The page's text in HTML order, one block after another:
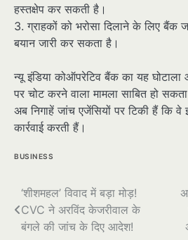
हस्तक्षेप कर सकती है।
3. ग्राहकों को भरोसा दिलाने के लिए बैंक
बयान जारी कर सकता है।
न्यू इंडिया कोऑपरेटिव बैंक का यह घोटाला
पर चोट करने वाला मामला साबित हो
अब निगाहें जांच एजेंसियों पर टिकी हैं कि
कार्रवाई करती हैं।
BUSINESS
पोस्ट
नेविगेशन
‘शीशमहल’ विवाद में बड़ा मोड़!
CVC ने अरविंद केजरीवाल के
बंगले की जांच के दिए आदेश!